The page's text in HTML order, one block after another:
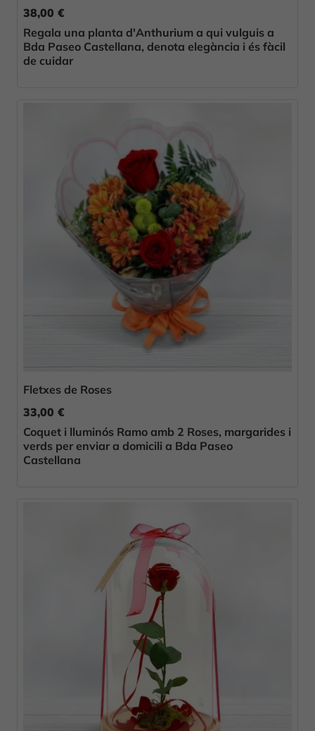
38,00 €
Regala una planta d'Anthurium a qui vulguis a
Bda Paseo Castellana, denota elegància i és fàcil
de cuidar
Fletxes de Roses
33,00 €
Coquet i lluminós Ramo amb 2 Roses, margarides i
verds per enviar a domicili a Bda Paseo
Castellana